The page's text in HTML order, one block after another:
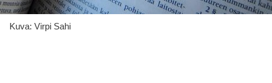
Kuva: Virpi Sahi